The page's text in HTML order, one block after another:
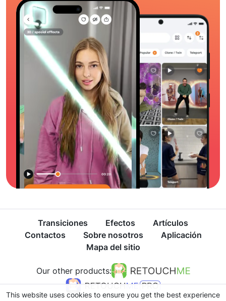
Transiciones Efectos
Artículos
Contactos
Sobre nosotros
Aplicación
Mapa del sitio
Our other products:
This website uses cookies to ensure you get the best experience